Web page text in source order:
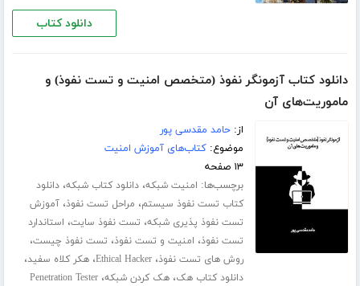
دانلود کتاب
دانلود کتاب آزمونگر نفوذ (متخصص امنیت و تست نفوذ) و
ماموریت‌های آن
از:حامد مقدسی پور
موضوع:کتاب‌های آموزش امنیت
۱۳ صفحه
برچسب‌ها: امنیت شبکه،دانلود کتاب شبکه،دانلود
کتاب تست نفوذ سیستم، مراحل تست نفوذ،آموزش
تست نفوذ پذیری شبکه، تست نفوذ سایت، استاندارد
تست نفوذ، امنیت و تست نفوذ، تست نفوذ چیست،
روش های تست نفوذ،Ethical Hacker،هکر کلاه سفید،
دانلود کتاب هک،هک کردن شبکه،Penetration Tester